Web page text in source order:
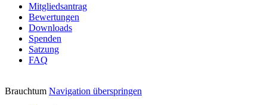
Mitgliedsantrag
Bewertungen
Downloads
Spenden
Satzung
FAQ
Brauchtum Navigation überspringen